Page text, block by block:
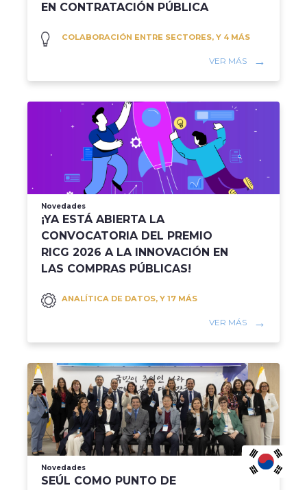
EN CONTRATACIÓN PÚBLICA
COLABORACIÓN ENTRE SECTORES, Y 4 MÁS
VER MÁS
Novedades
¡YA ESTÁ ABIERTA LA
CONVOCATORIA DEL PREMIO
RICG 2026 A LA INNOVACIÓN EN
LAS COMPRAS PÚBLICAS!
ANALÍTICA DE DATOS, Y 17 MÁS
VER MÁS
Novedades
SEÚL COMO PUNTO DE